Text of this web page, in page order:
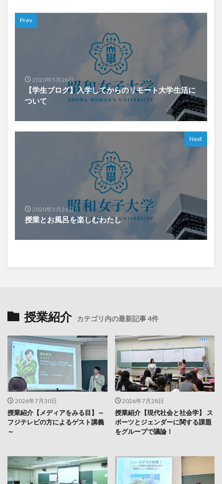
Prev
2020年5月26日
【学生ブログ】入学してからのリモート大学生活に
ついて
Next
2020年5月26日
授業とお風呂を楽しむわたし
授業紹介 カテゴリ内の最新記事 4件
2026年7月30日
授業紹介【メディアをみる目】～
フジテレビの方によるゲスト講義
～
2026年7月28日
授業紹介【現代社会と社会学】 ス
ポーツとジェンダーに関する課題
をグループで議論！